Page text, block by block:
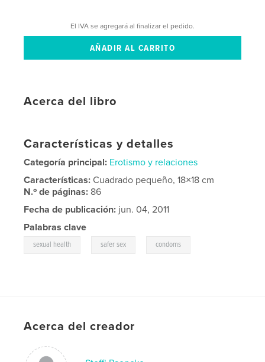
El IVA se agregará al finalizar el pedido.
Acerca del libro
Características y detalles
Categoría principal: Erotismo y relaciones
Características:Cuadrado pequeño, 18×18 cm
N.º de páginas: 86
Fecha de publicación: jun. 04, 2011
Palabras clave
sexual health safer sex condoms
Acerca del creador